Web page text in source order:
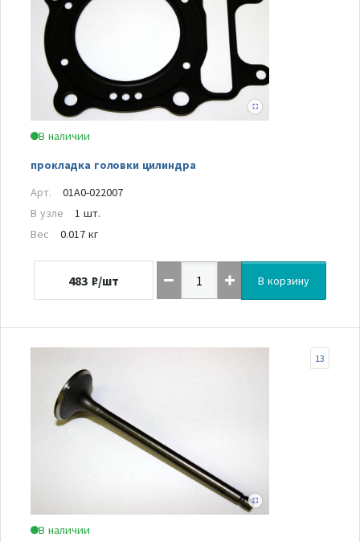
В наличии
прокладка головки цилиндра
Арт.
01A0-022007
В узле
1 шт.
Вес
0.017 кг
483 ₽/шт В корзину
В наличии
13